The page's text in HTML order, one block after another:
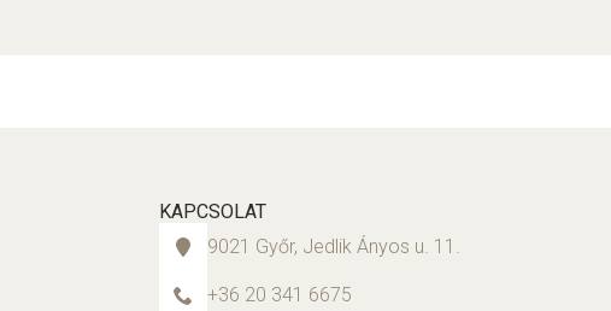
KAPCSOLAT
9021 Győr, Jedlik Ányos u. 11.
+36 20 341 6675